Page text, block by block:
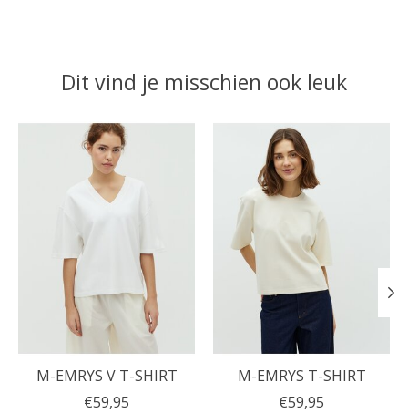
Dit vind je misschien ook leuk
Items van productcarrousel
M-EMRYS V T-SHIRT
€59,95
M-EMRYS T-SHIRT
€59,95